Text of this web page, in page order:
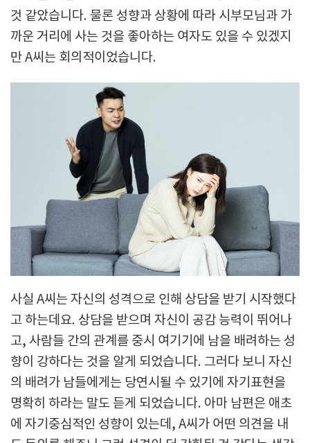
것 같았습니다. 물론 성향과 상황에 따라 시부모님과 가
까운 거리에 사는 것을 좋아하는 여자도 있을 수 있겠지
만 A씨는 회의적이었습니다.
사실 A씨는 자신의 성격으로 인해 상담을 받기 시작했다
고 하는데요. 상담을 받으며 자신이 공감 능력이 뛰어나
고, 사람들 간의 관계를 중시 여기기에 남을 배려하는 성
향이 강하다는 것을 알게 되었습니다. 그러다 보니 자신
의 배려가 남들에게는 당연시될 수 있기에 자기표현을
명확히 하라는 말도 듣게 되었습니다. 아마 남편은 애초
에 자기중심적인 성향이 있는데, A씨가 어떤 의견을 내